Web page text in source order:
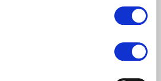
14 augustus massaal naar